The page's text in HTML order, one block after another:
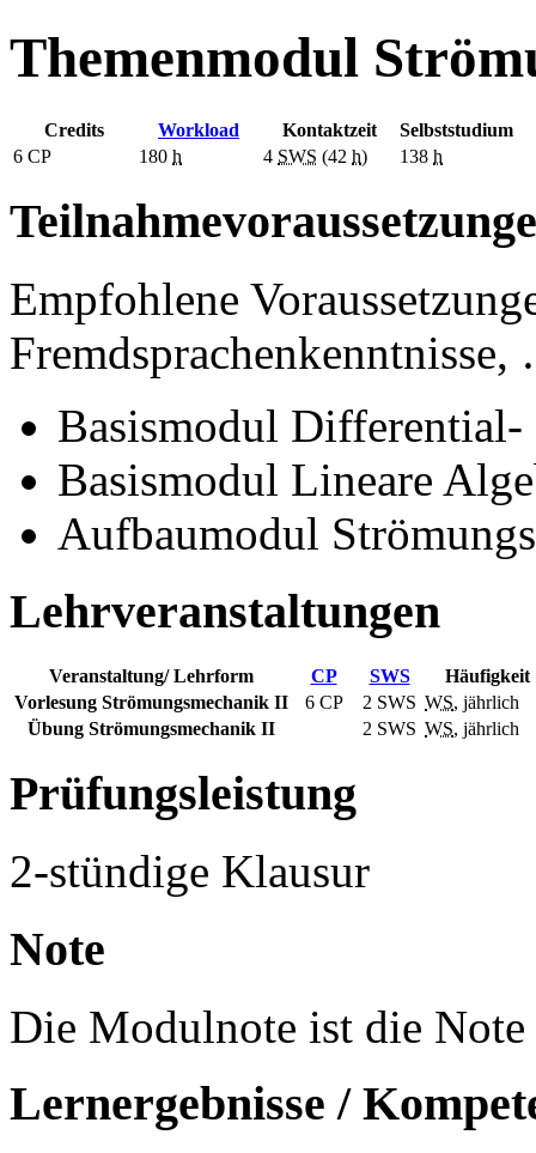
Themenmodul
Credits Workload Kontaktzeit
Selbststudium
6 CP 180 h 4 SWS (42 h) 138 h
Empfohlene
Basismodul
Basismodul Lineare
Aufbaumodul
Lehrveranstaltungen
Veranstaltung/ Lehrform CP SWS
Häufigkeit
Vorlesung Strömungsmechanik II
6 CP 2 SWS WS, jährlich
Übung Strömungsmechanik II
2 SWS WS, jährlich
Prüfungsleistung
2-stündige Klausur
Note
Die Modulnote ist die Note
Lernergebnisse /